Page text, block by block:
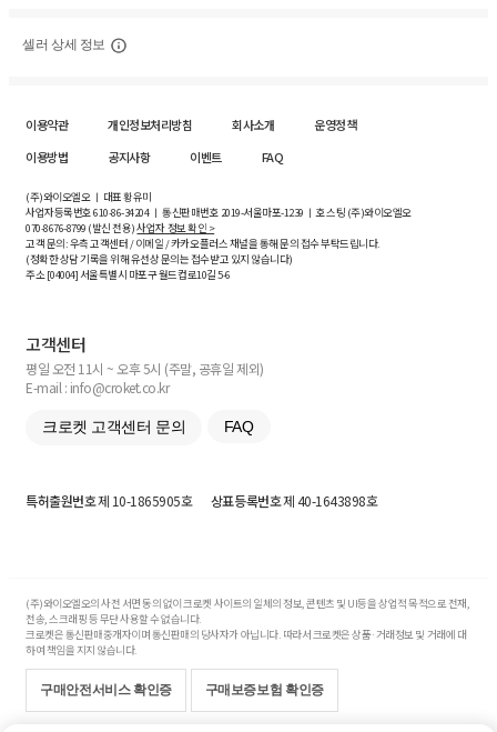
셀러 상세 정보
이용약관 개인정보처리방침 회사소개
운영정책
이용방법
공지사항 이벤트 FAQ
(주)와이오엘오 ㅣ 대표 황유미
사업자등록번호610-86-34204ㅣ 통신판매번호 2019-서울마포-1239 ㅣ 호스팅 (주)와이오엘오
070-8676-8799 (발신 전용)사업자 정보 확인 >
고객 문의: 우측 고객센터 / 이메일 / 카카오플러스 채널을 통해 문의 접수 부탁드립니다.
(정확한 상담 기록을 위해 유선상 문의는 접수받고 있지 않습니다)
주소 [04004] 서울특별시 마포구 월드컵로10길5-6
고객센터
평일 오전 11시 ~ 오후 5시 (주말, 공휴일 제외)
E-mail : info@croket.co.kr
크로켓 고객센터 문의 FAQ
특허출원번호제 10-1865905호 상표등록번호제 40-1643898호
(주)와이오엘오의 사전 서면 동의 없이 크로켓 사이트의 일체의 정보, 콘텐츠 및 UI등을 상업적 목적으로 전재,
전송, 스크래핑 등 무단 사용할 수 없습니다.
크로켓은 통신판매중개자이며 통신판매의 당사자가 아닙니다. 따라서 크로켓은 상품·거래정보 및 거래에 대
하여 책임을 지지 않습니다.
구매안전서비스 확인증 구매보증보험 확인증